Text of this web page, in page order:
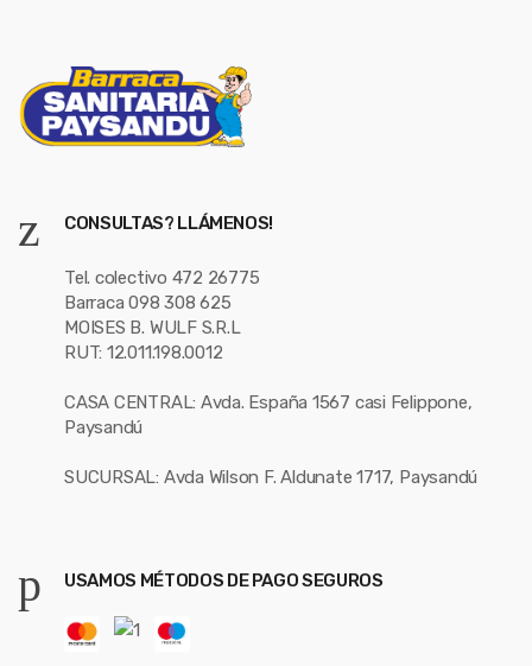
CONSULTAS? LLÁMENOS!
Tel. colectivo 472 26775
Barraca 098 308 625
MOISES B. WULF S.R.L
RUT: 12.011.198.0012
CASA CENTRAL: Avda. España 1567 casi Felippone,
Paysandú
SUCURSAL: Avda Wilson F. Aldunate 1717, Paysandú
USAMOS MÉTODOS DE PAGO SEGUROS